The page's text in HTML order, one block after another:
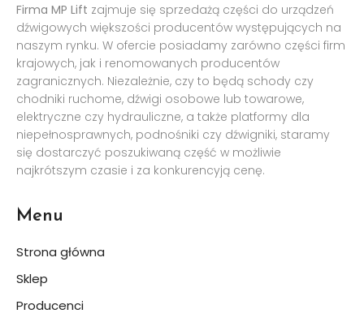
Firma MP Lift zajmuje się sprzedażą części do urządzeń
dźwigowych większości producentów występujących na
naszym rynku. W ofercie posiadamy zarówno części firm
krajowych, jak i renomowanych producentów
zagranicznych. Niezależnie, czy to będą schody czy
chodniki ruchome, dźwigi osobowe lub towarowe,
elektryczne czy hydrauliczne, a także platformy dla
niepełnosprawnych, podnośniki czy dźwigniki, staramy
się dostarczyć poszukiwaną część w możliwie
najkrótszym czasie i za konkurencyją cenę.
Menu
Strona główna
Sklep
Producenci